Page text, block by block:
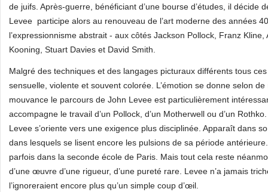
de juifs. Après-guerre, bénéficiant d’une bourse d’études, il
Levee participe alors au renouveau de l’art moderne des années
l’expressionnisme abstrait - aux côtés Jackson Pollock, Franz
Kooning, Stuart Davies et David Smith.
Malgré des techniques et des langages picturaux différents tous
sensuelle, violente et souvent colorée. L’émotion se donne selon
mouvance le parcours de John Levee est particulièrement
accompagne le travail d’un Pollock, d’un Motherwell ou d’un
Levee s’oriente vers une exigence plus disciplinée. Apparaît dans
dans lesquels se lisent encore les pulsions de sa période
parfois dans la seconde école de Paris. Mais tout cela reste
d’une œuvre d’une rigueur, d’une pureté rare. Levee n’a jamais
l’ignoreraient encore plus qu’un simple coup d’œil.